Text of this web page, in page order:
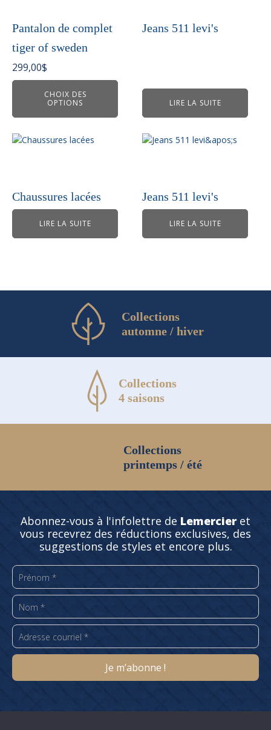
Pantalon de complet
tiger of sweden
299,00$
CHOIX DES
OPTIONS
variations.
options
peuvent
être
la
page
du
Jeans 511 levi's
LIRE LA SUITE
Chaussures lacées
LIRE LA SUITE
Jeans 511 levi's
LIRE LA SUITE
Collections
automne / hiver
Collections
4 saisons
Collections
printemps / été
Abonnez-vous à l'infolettre de Lemercier et
vous recevrez des réductions exclusives, des
suggestions de styles et encore plus.